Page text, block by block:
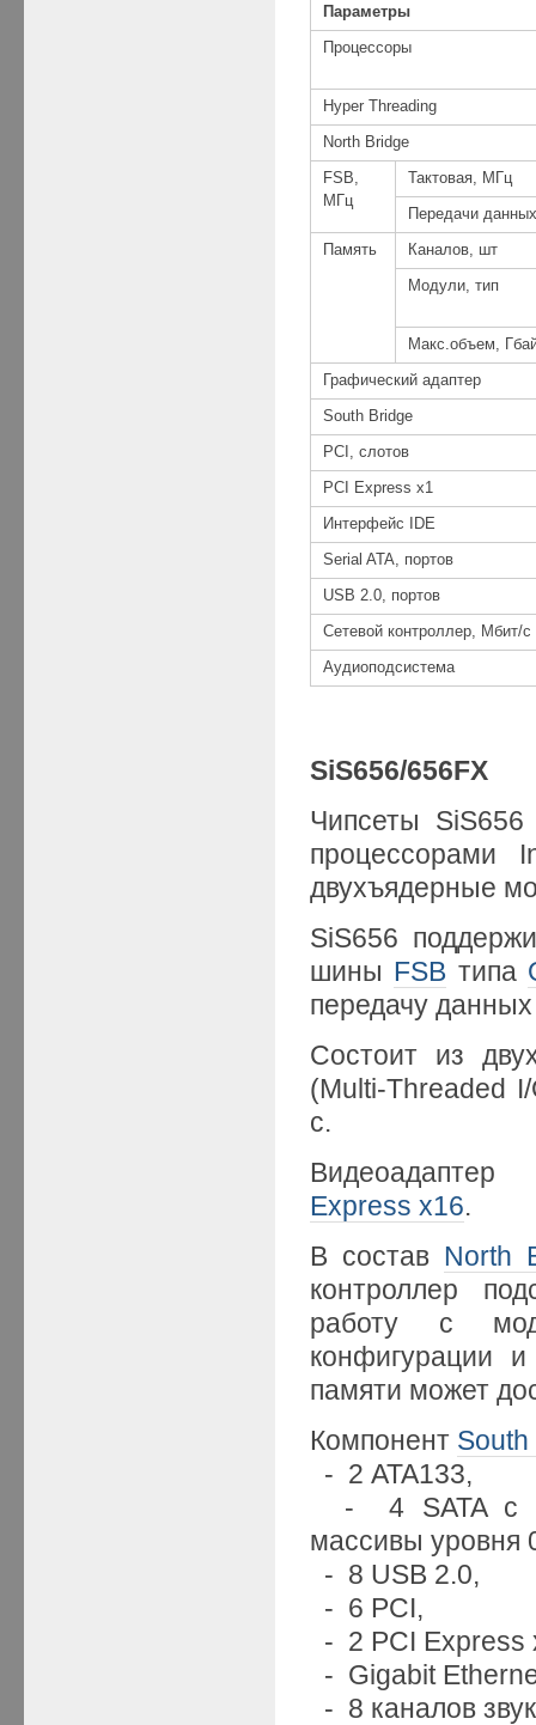
Параметры
Процессоры
Hyper Threading
North Bridge
FSB,
МГц
Тактовая, МГц
Передачи
Память Каналов, шт
Модули, тип
Макс.объем,
Графический адаптер
South Bridge
PCI, слотов
PCI Express x1
Интерфейс IDE
Serial ATA, портов
USB 2.0, портов
Сетевой контроллер, Мбит/с
Аудиоподсистема
SiS656/656FX
Чипсеты
двухъядерные
SiS656
шины FSB типа
передачу
Состоит из
(Multi-Threaded
с.
Express x16.
В состав North
контроллер
работу с
конфигурации
памяти может
Компонент
- 2 ATA133,
- 4 SATA с
массивы уровня
- 8 USB 2.0,
- 6 PCI,
- 2 PCI Express
- Gigabit
- 8 каналов